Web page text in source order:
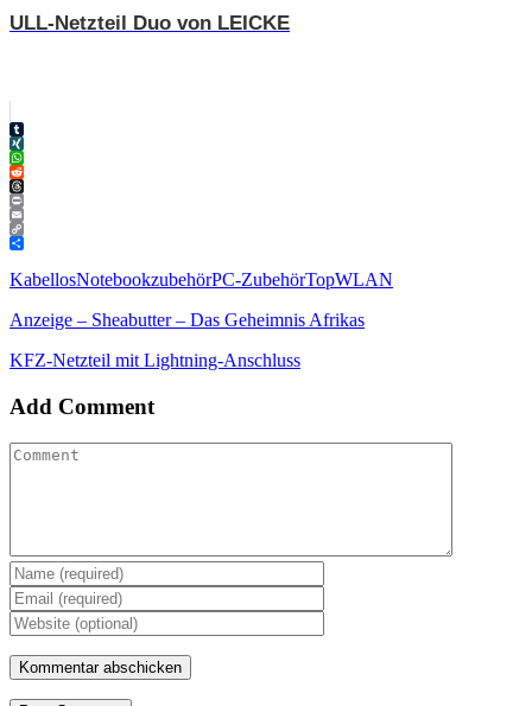
ULL-Netzteil Duo von LEICKE
Tumblr
XING
WhatsApp
Reddit
Threads
Print
Email
Copy
Link
Teilen
KabellosNotebookzubehörPC-ZubehörTopWLAN
Anzeige – Sheabutter – Das Geheimnis Afrikas
KFZ-Netzteil mit Lightning-Anschluss
Add Comment